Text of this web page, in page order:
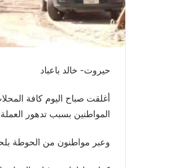
حيروت- خالد باعباد
أغلقت صباح اليوم كافة
المواطنين بسبب تدهور العملة
وعبر مواطنون من الحوطة